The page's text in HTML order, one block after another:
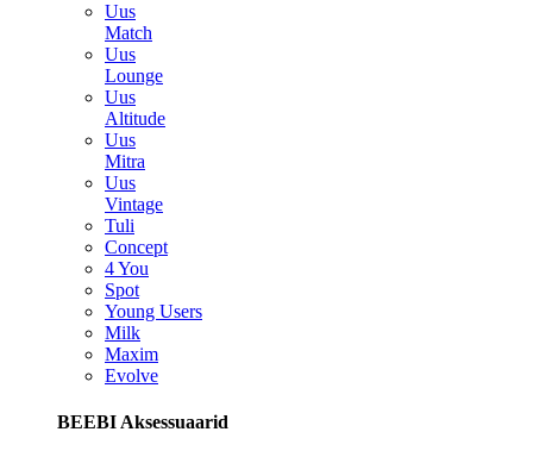
Uus
Match
Uus
Lounge
Uus
Altitude
Uus
Mitra
Uus
Vintage
Tuli
Concept
4 You
Spot
Young Users
Milk
Maxim
Evolve
BEEBI Aksessuaarid